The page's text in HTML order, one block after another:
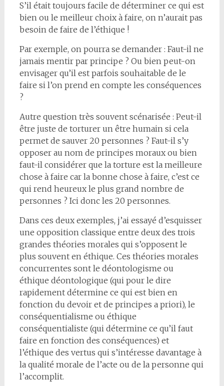
S’il était toujours facile de déterminer ce qui est
bien ou le meilleur choix à faire, on n’aurait pas
besoin de faire de l’éthique !
Par exemple, on pourra se demander : Faut-il ne
jamais mentir par principe ? Ou bien peut-on
envisager qu’il est parfois souhaitable de le
faire si l’on prend en compte les conséquences
?
Autre question très souvent scénarisée : Peut-il
être juste de torturer un être humain si cela
permet de sauver 20 personnes ? Faut-il s’y
opposer au nom de principes moraux ou bien
faut-il considérer que la torture est la meilleure
chose à faire car la bonne chose à faire, c’est ce
qui rend heureux le plus grand nombre de
personnes ? Ici donc les 20 personnes.
Dans ces deux exemples, j’ai essayé d’esquisser
une opposition classique entre deux des trois
grandes théories morales qui s’opposent le
plus souvent en éthique. Ces théories morales
concurrentes sont le déontologisme ou
éthique déontologique (qui pour le dire
rapidement détermine ce qui est bien en
fonction du devoir et de principes a priori), le
conséquentialisme ou éthique
conséquentialiste (qui détermine ce qu’il faut
faire en fonction des conséquences) et
l’éthique des vertus qui s’intéresse davantage à
la qualité morale de l’acte ou de la personne qui
l’accomplit.